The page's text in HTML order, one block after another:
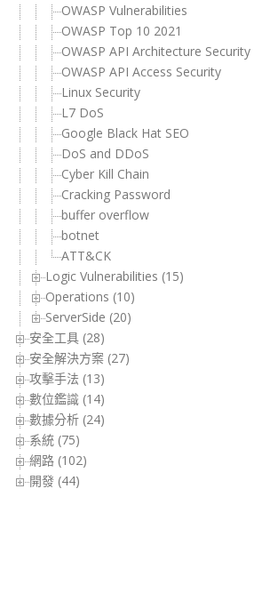
OWASP Vulnerabilities
OWASP Top 10 2021
OWASP API Architecture Security
OWASP API Access Security
Linux Security
L7 DoS
Google Black Hat SEO
DoS and DDoS
Cyber Kill Chain
Cracking Password
buffer overflow
botnet
ATT&CK
Logic Vulnerabilities (15)
Operations (10)
ServerSide (20)
安全工具 (28)
安全解決方案 (27)
攻擊手法 (13)
數位鑑識 (14)
數據分析 (24)
系統 (75)
網路 (102)
開發 (44)